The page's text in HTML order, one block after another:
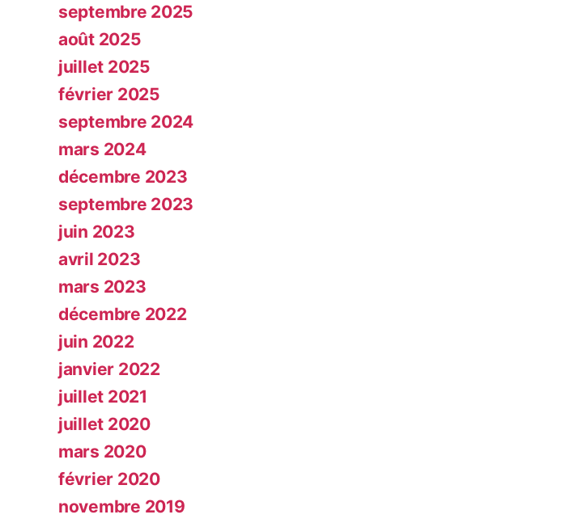
septembre 2025
août 2025
juillet 2025
février 2025
septembre 2024
mars 2024
décembre 2023
septembre 2023
juin 2023
avril 2023
mars 2023
décembre 2022
juin 2022
janvier 2022
juillet 2021
juillet 2020
mars 2020
février 2020
novembre 2019